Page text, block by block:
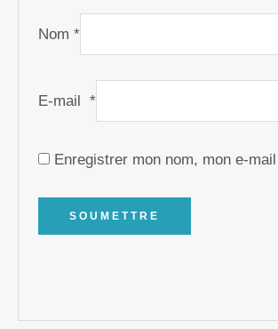
Nom*
E-mail*
Enregistrer mon nom, mon e-